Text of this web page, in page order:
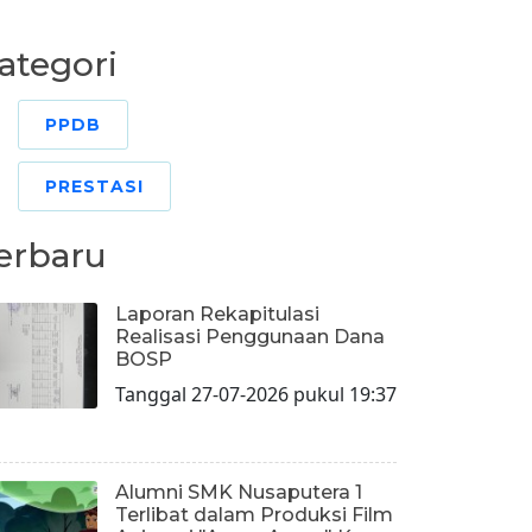
PPDB
PRESTASI
Laporan Rekapitulasi
Realisasi Penggunaan Dana
BOSP
Tanggal 27-07-2026 pukul 19:37
Alumni SMK Nusaputera 1
Terlibat dalam Produksi Film